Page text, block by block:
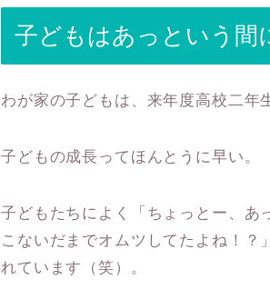
子どもはあっという間
わが家の子どもは、来年度高校二年
子どもの成長ってほんとうに早い。
子どもたちによく「ちょっとー、あ
こないだまでオムツしてたよね！？
れています（笑）。